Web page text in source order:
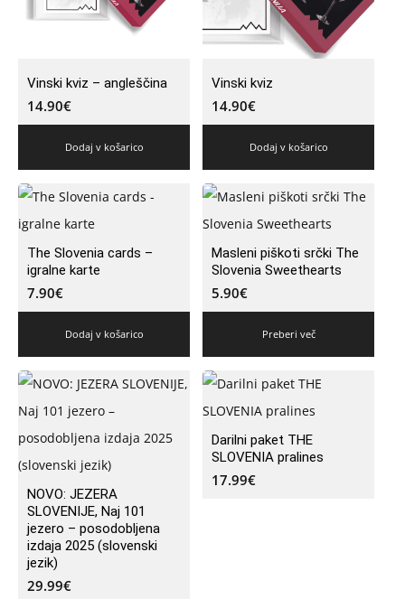
Vinski kviz – angleščina
14.90€
Dodaj v košarico
Vinski kviz
14.90€
Dodaj v košarico
The Slovenia cards –
igralne karte
7.90€
Dodaj v košarico
Masleni piškoti srčki The
Slovenia Sweethearts
5.90€
Preberi več
NOVO: JEZERA
SLOVENIJE, Naj 101
jezero – posodobljena
izdaja 2025 (slovenski
jezik)
29.99€
Darilni paket THE
SLOVENIA pralines
17.99€